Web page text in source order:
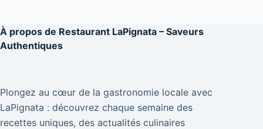
À propos de Restaurant LaPignata – Saveurs
Authentiques
Plongez au cœur de la gastronomie locale avec
LaPignata : découvrez chaque semaine des
recettes uniques, des actualités culinaires